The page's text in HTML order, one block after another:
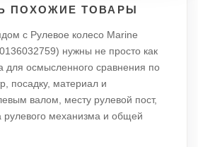
ПОХОЖИЕ ТОВАРЫ
с Рулевое колесо Marine
нужны не просто как
для осмысленного сравнения по
посадку, материал и
валом, месту рулевой пост,
рулевого механизма и общей